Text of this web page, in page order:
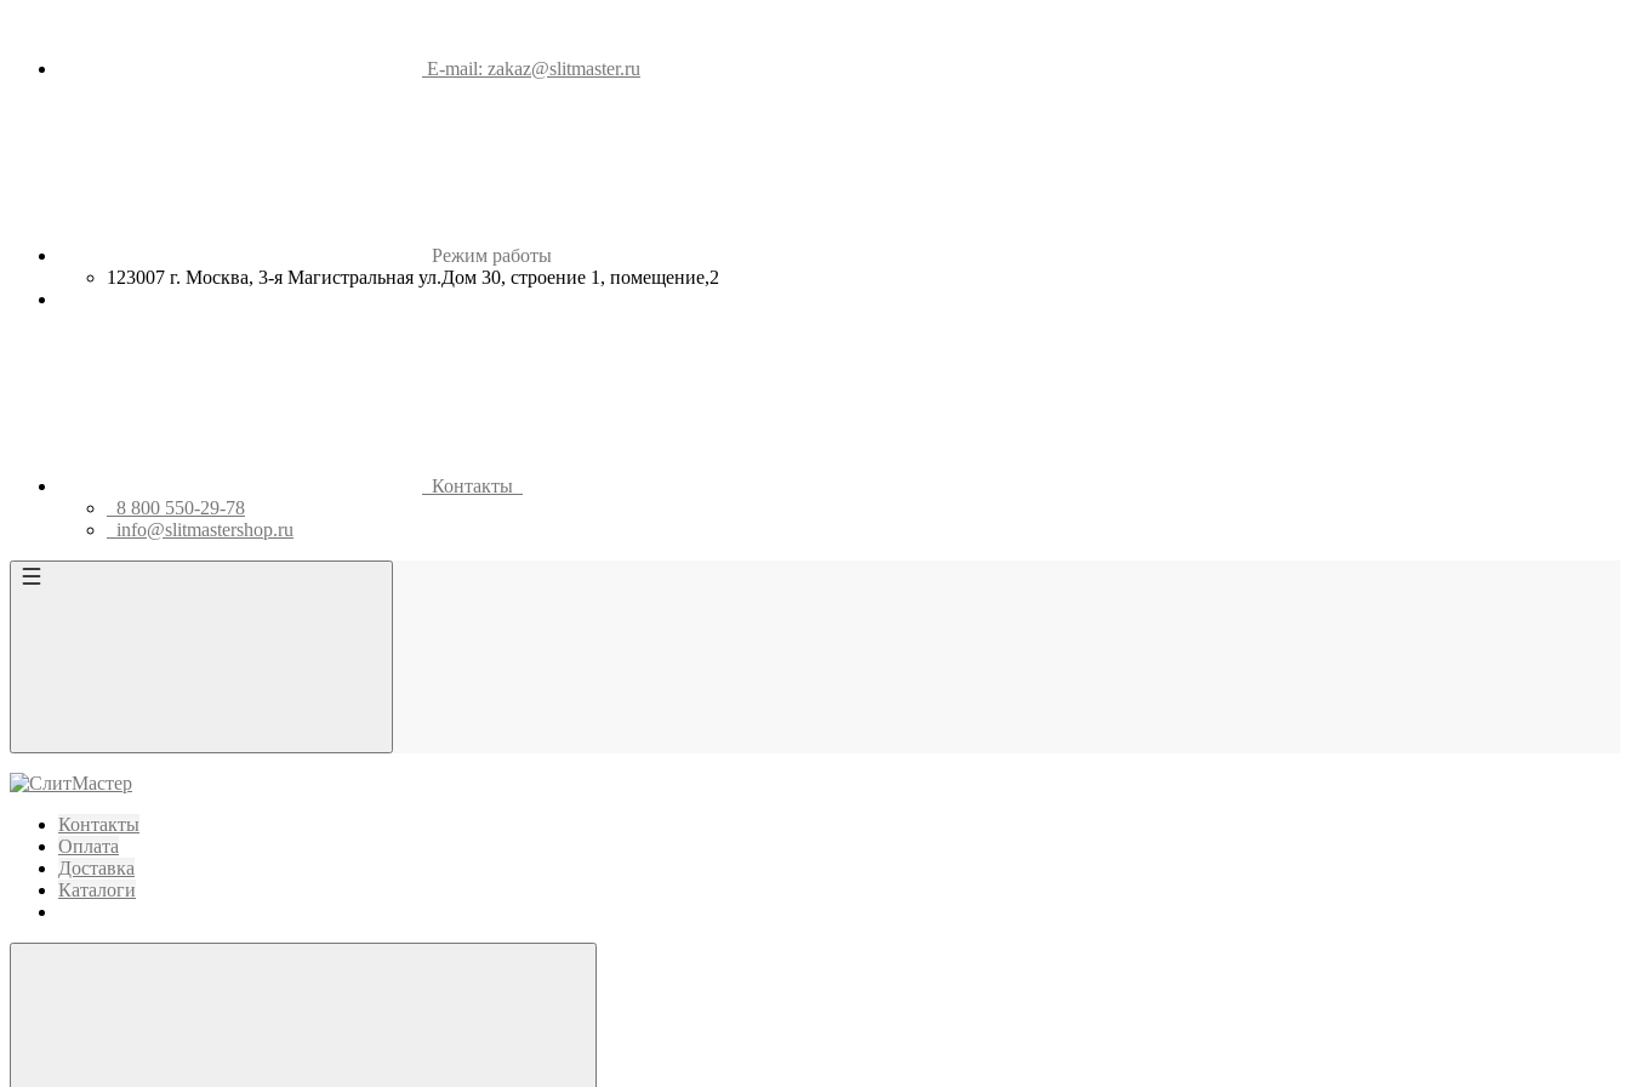
E-mail: zakaz@slitmaster.ru
Режим работы
123007 г. Москва, 3-я Магистральная ул.Дом 30, строение 1, помещение,2
Контакты
8 800 550-29-78
info@slitmastershop.ru
Контакты
Оплата
Доставка
Каталоги